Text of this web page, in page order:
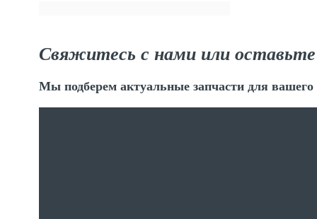
Свяжитесь с нами или оставьте
Мы подберем актуальные запчасти для вашего